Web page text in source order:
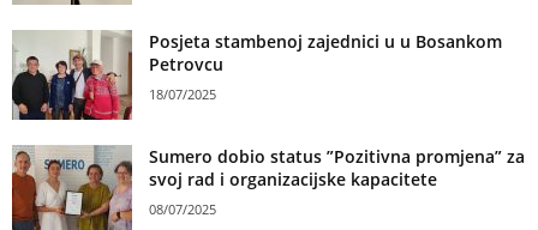
Posjeta stambenoj zajednici u u Bosankom
Petrovcu
18/07/2025
Sumero dobio status ”Pozitivna promjena” za
svoj rad i organizacijske kapacitete
08/07/2025